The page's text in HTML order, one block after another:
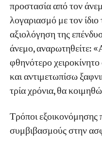
προστασία από τον
λογαριασμό με τον
αξιολόγηση της
άνεμο, αναρωτηθείτε:
φθηνότερο
και αντιμετωπίσω
τρία χρόνια, θα
Τρόποι
συμβιβασμούς στην